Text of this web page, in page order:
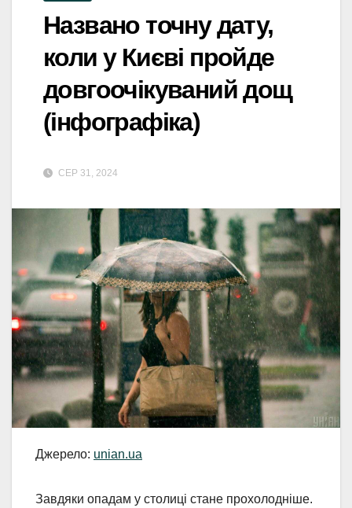
Названо точну дату,
коли у Києві пройде
довгоочікуваний дощ
(інфографіка)
СЕР 31, 2024
Джерело: unian.ua
Завдяки опадам у столиці стане прохолодніше.